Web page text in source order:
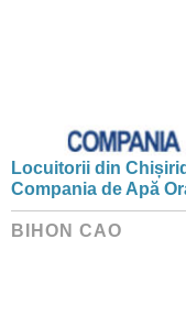
Locuitorii din
Compania de Apă
BIHON CAO